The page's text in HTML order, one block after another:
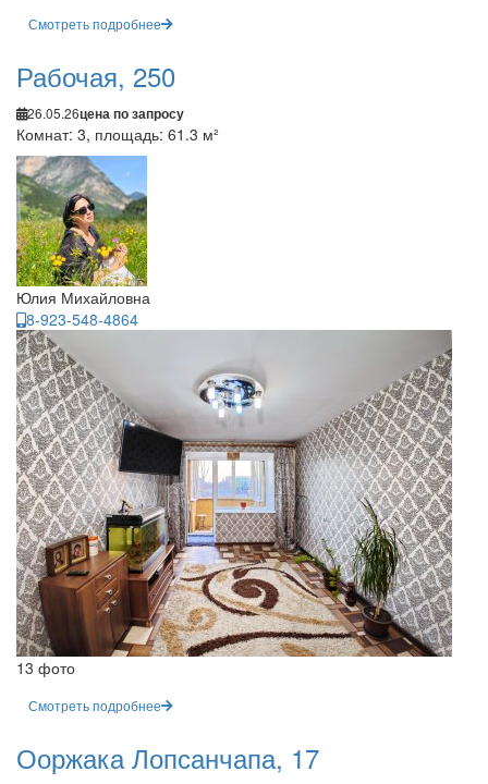
Смотреть подробнее
Рабочая, 250
26.05.26цена по запросу
Комнат: 3, площадь: 61.3 м²
Юлия Михайловна
8-923-548-4864
13 фото
Смотреть подробнее
Ооржака Лопсанчапа, 17